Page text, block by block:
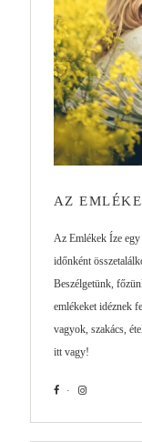
AZ
Az Emlékek Íze
időnként
Beszélgetünk,
emlékeket idéznek
vagyok, szakács,
itt vagy!